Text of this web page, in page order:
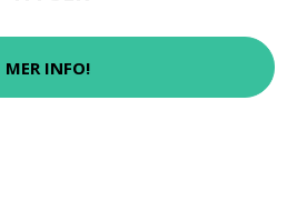
MER INFO!